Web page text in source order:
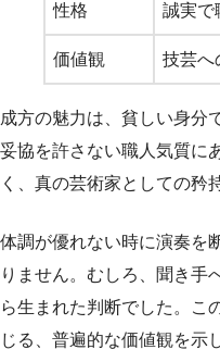
性格 誠実で
価値観 技芸へ
成方の魅力は、貧しい身分
妥協を許さない職人気質に
く、真の芸術家としての矜
体調が優れない時に演奏を
りません。むしろ、聞き手
ら生まれた判断でした。こ
じる、普遍的な価値観を示